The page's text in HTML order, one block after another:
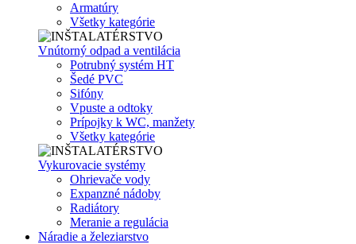
Armatúry
Všetky kategórie
Vnútorný odpad a ventilácia
Potrubný systém HT
Šedé PVC
Sifóny
Vpuste a odtoky
Prípojky k WC, manžety
Všetky kategórie
Vykurovacie systémy
Ohrievače vody
Expanzné nádoby
Radiátory
Meranie a regulácia
Náradie a železiarstvo